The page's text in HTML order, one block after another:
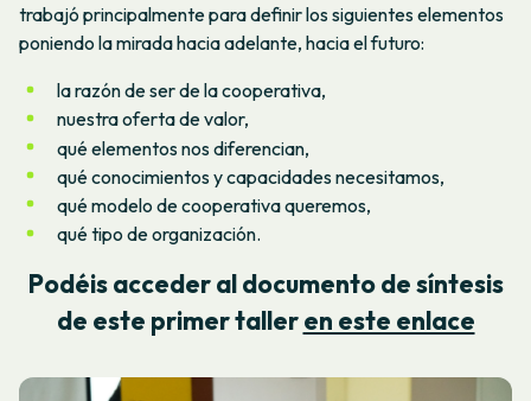
trabajó principalmente para definir los siguientes elementos
poniendo la mirada hacia adelante, hacia el futuro:
la razón de ser de la cooperativa,
nuestra oferta de valor,
qué elementos nos diferencian,
qué conocimientos y capacidades necesitamos,
qué modelo de cooperativa queremos,
qué tipo de organización.
Podéis acceder al documento de síntesis
de este primer talleren este enlace